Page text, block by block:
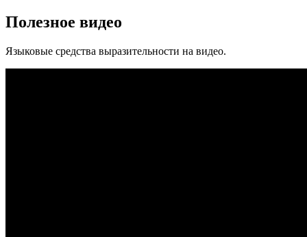
Полезное видео
Языковые средства выразительности на видео.